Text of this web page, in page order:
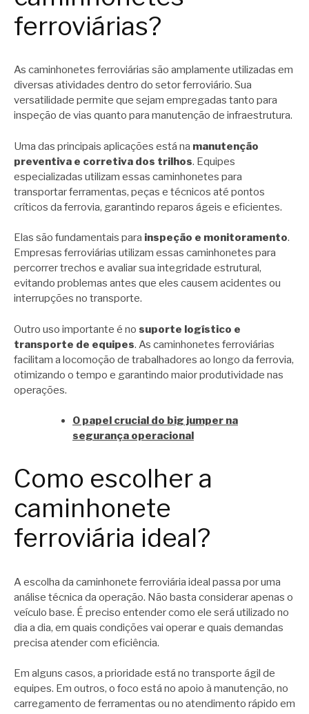
ferroviárias?
As caminhonetes ferroviárias são amplamente utilizadas em
diversas atividades dentro do setor ferroviário. Sua
versatilidade permite que sejam empregadas tanto para
inspeção de vias quanto para manutenção de infraestrutura.
Uma das principais aplicações está na manutenção
preventiva e corretiva dos trilhos. Equipes
especializadas utilizam essas caminhonetes para
transportar ferramentas, peças e técnicos até pontos
críticos da ferrovia, garantindo reparos ágeis e eficientes.
Elas são fundamentais para inspeção e monitoramento.
Empresas ferroviárias utilizam essas caminhonetes para
percorrer trechos e avaliar sua integridade estrutural,
evitando problemas antes que eles causem acidentes ou
interrupções no transporte.
Outro uso importante é no suporte logístico e
transporte de equipes. As caminhonetes ferroviárias
facilitam a locomoção de trabalhadores ao longo da ferrovia,
otimizando o tempo e garantindo maior produtividade nas
operações.
O papel crucial do big jumper na
segurança operacional
Como escolher a
caminhonete
ferroviária ideal?
A escolha da caminhonete ferroviária ideal passa por uma
análise técnica da operação. Não basta considerar apenas o
veículo base. É preciso entender como ele será utilizado no
dia a dia, em quais condições vai operar e quais demandas
precisa atender com eficiência.
Em alguns casos, a prioridade está no transporte ágil de
equipes. Em outros, o foco está no apoio à manutenção, no
carregamento de ferramentas ou no atendimento rápido em